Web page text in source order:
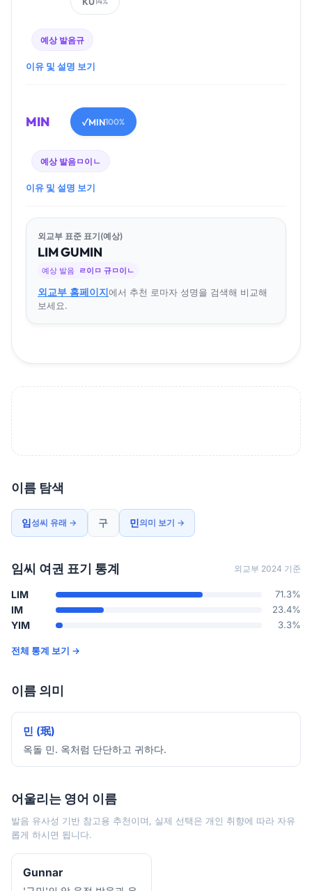
예상 발음규
이유 및 설명 보기
MIN ✓MIN100%
예상 발음ㅁ이ㄴ
이유 및 설명 보기
외교부 표준 표기(예상)
LIMGUMIN
예상 발음 ㄹ이ㅁ 규ㅁ이ㄴ
외교부 홈페이지에서 추천 로마자 성명을 검색해 비교해
보세요.
이름 탐색
임성씨 유래 → 구 민의미 보기 →
임씨 여권 표기 통계 외교부 2024 기준
LIM 71.3%
IM 23.4%
YIM 3.3%
전체 통계 보기 →
이름 의미
민 (珉)
옥돌 민. 옥처럼 단단하고 귀하다.
어울리는 영어 이름
발음 유사성 기반 참고용 추천이며, 실제 선택은 개인 취향에 따라 자유
롭게 하시면 됩니다.
Gunnar